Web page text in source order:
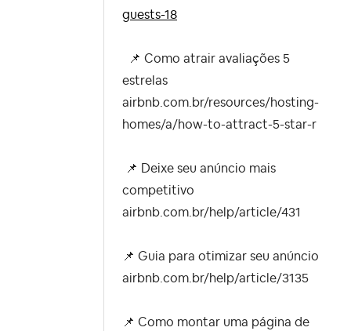
guests-18
📌 Como atrair avaliações 5
estrelas
airbnb.com.br/resources/hosting-
homes/a/how-to-attract-5-star-r
📌
Deixe seu anúncio mais
competitivo
airbnb.com.br/help/article/431
📌 Guia para otimizar seu anúncio
airbnb.com.br/help/article/3135
📌 Como montar uma página de